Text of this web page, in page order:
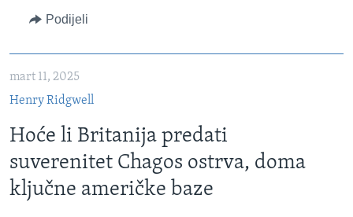
Podijeli
mart 11, 2025
Henry Ridgwell
Hoće li Britanija predati
suverenitet Chagos ostrva, doma
ključne američke baze